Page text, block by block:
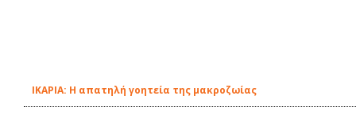
ΙΚΑΡΙΑ: Η απατηλή γοητεία της μακροζωίας